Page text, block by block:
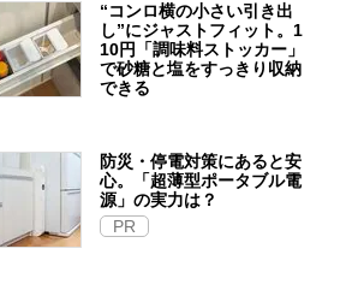
“コンロ横の小さい引き出
し”にジャストフィット。1
10円「調味料ストッカー」
で砂糖と塩をすっきり収納
できる
防災・停電対策にあると安
心。「超薄型ポータブル電
源」の実力は？​
PR